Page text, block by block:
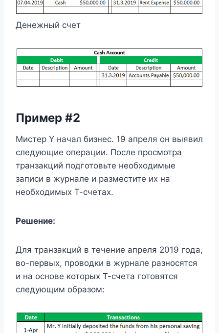
Денежный счет
Пример #2
Мистер Y начал бизнес. 19 апреля он выявил
следующие операции. После просмотра
транзакций подготовьте необходимые
записи в журнале и разместите их на
необходимых Т-счетах.
Решение:
Для транзакций в течение апреля 2019 года,
во-первых, проводки в журнале разносятся
и на основе которых Т-счета готовятся
следующим образом: